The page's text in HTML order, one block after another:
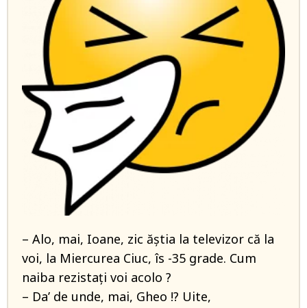
– Alo, mai, Ioane, zic ăștia la televizor că la
voi, la Miercurea Ciuc, îs -35 grade. Cum
naiba rezistați voi acolo ?
– Da’ de unde, mai, Gheo !? Uite,